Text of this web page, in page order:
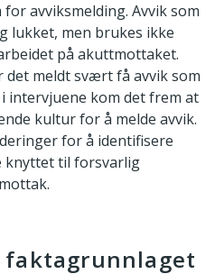
avviksmelding. Avvik som
lukket, men brukes ikke
på akuttmottaket.
meldt svært få avvik som
intervjuene kom det frem at
kultur for å melde avvik.
for å identifisere
knyttet til forsvarlig
faktagrunnlaget